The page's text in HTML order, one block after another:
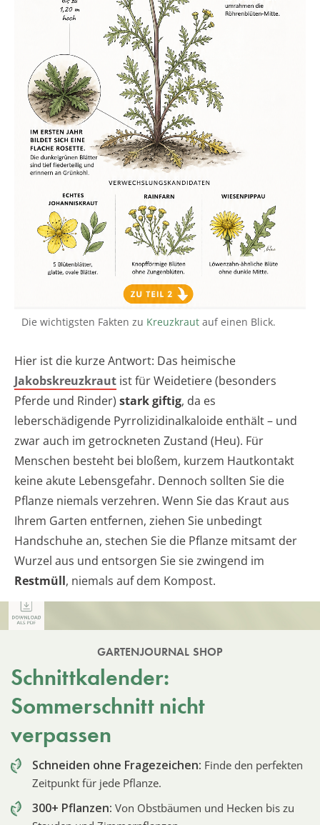
Die wichtigsten Fakten zu Kreuzkraut auf einen Blick.
Hier ist die kurze Antwort: Das heimische
Jakobskreuzkraut ist für Weidetiere (besonders
Pferde und Rinder) stark giftig, da es
leberschädigende Pyrrolizidinalkaloide enthält – und
zwar auch im getrockneten Zustand (Heu). Für
Menschen besteht bei bloßem, kurzem Hautkontakt
keine akute Lebensgefahr. Dennoch sollten Sie die
Pflanze niemals verzehren. Wenn Sie das Kraut aus
Ihrem Garten entfernen, ziehen Sie unbedingt
Handschuhe an, stechen Sie die Pflanze mitsamt der
Wurzel aus und entsorgen Sie sie zwingend im
Restmüll, niemals auf dem Kompost.
GARTENJOURNAL SHOP
Schnittkalender:
Sommerschnitt nicht
verpassen
Schneiden ohne Fragezeichen: Finde den perfekten
Zeitpunkt für jede Pflanze.
300+ Pflanzen: Von Obstbäumen und Hecken bis zu